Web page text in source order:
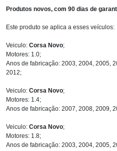
Produtos novos, com 90 dias de
Este produto se aplica a esses veículos:
Veiculo: Corsa Novo;
Motores: 1.0;
Anos de fabricação: 2003, 2004, 2005,
2012;
Veiculo: Corsa Novo;
Motores: 1.4;
Anos de fabricação: 2007, 2008, 2009,
Veiculo: Corsa Novo;
Motores: 1.8;
Anos de fabricação: 2003, 2004, 2005,